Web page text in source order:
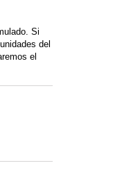
Si
del
el